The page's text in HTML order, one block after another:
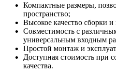
Компактные размеры,
пространство;
Высокое качество сборки и
Совместимость с
универсальным входным
Простой монтаж и
Доступная стоимость при
качества.